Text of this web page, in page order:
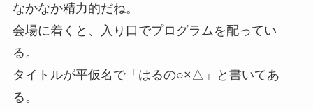
なかなか精力的だね。
会場に着くと、入り口でプログラムを配ってい
る。
タイトルが平仮名で「はるの○×△」と書いてあ
る。